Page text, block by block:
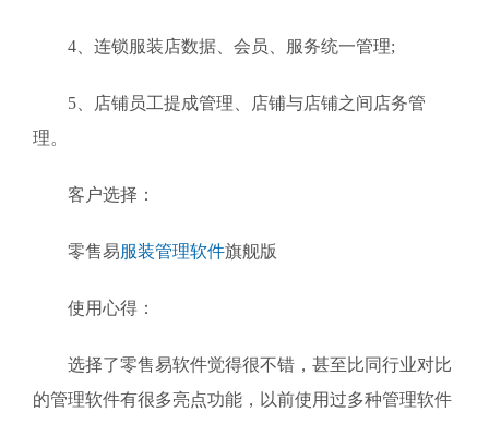
4、连锁服装店数据、会员、服务统一管理;
5、店铺员工提成管理、店铺与店铺之间店务管
理。
客户选择：
零售易服装管理软件旗舰版
使用心得：
选择了零售易软件觉得很不错，甚至比同行业对比
的管理软件有很多亮点功能，以前使用过多种管理软件